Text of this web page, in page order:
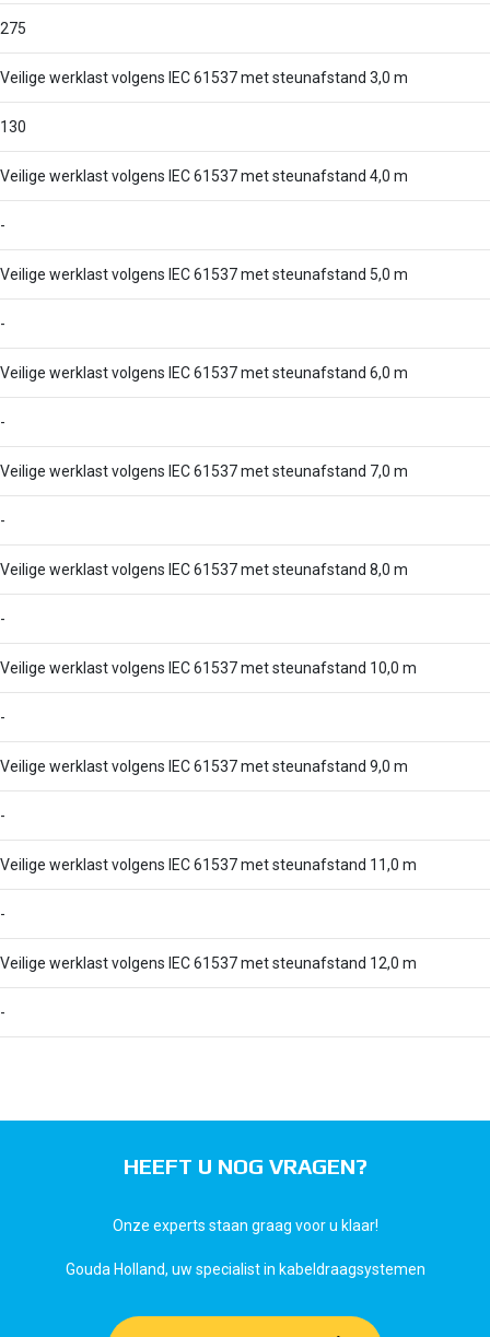
275
Veilige werklast volgens IEC 61537 met steunafstand 3,0 m
130
Veilige werklast volgens IEC 61537 met steunafstand 4,0 m
-
Veilige werklast volgens IEC 61537 met steunafstand 5,0 m
-
Veilige werklast volgens IEC 61537 met steunafstand 6,0 m
-
Veilige werklast volgens IEC 61537 met steunafstand 7,0 m
-
Veilige werklast volgens IEC 61537 met steunafstand 8,0 m
-
Veilige werklast volgens IEC 61537 met steunafstand 10,0 m
-
Veilige werklast volgens IEC 61537 met steunafstand 9,0 m
-
Veilige werklast volgens IEC 61537 met steunafstand 11,0 m
-
Veilige werklast volgens IEC 61537 met steunafstand 12,0 m
-
HEEFT U NOG VRAGEN?
Onze experts staan graag voor u klaar!
Gouda Holland, uw specialist in kabeldraagsystemen